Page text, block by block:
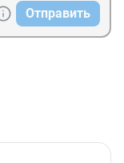
Отправить